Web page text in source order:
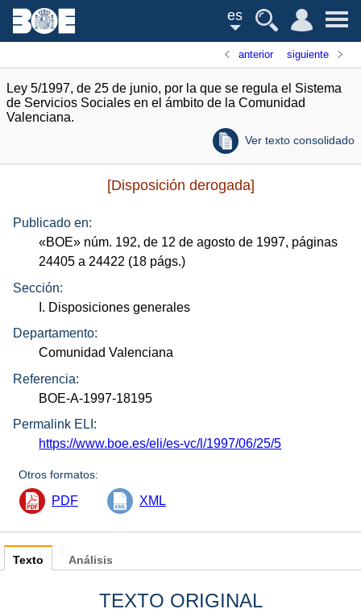
es
anterior siguiente
Ley 5/1997, de 25 de junio, por la que se regula el Sistema
de Servicios Sociales en el ámbito de la Comunidad
Valenciana.
Ver texto consolidado
[Disposición derogada]
Publicado en:
«BOE» núm. 192, de 12 de agosto de 1997, páginas
24405 a 24422 (18 págs.)
Sección:
I. Disposiciones generales
Departamento:
Comunidad Valenciana
Referencia:
BOE-A-1997-18195
Permalink ELI:
https://www.boe.es/eli/es-vc/l/1997/06/25/5
Otros formatos:
PDF XML
Texto
TEXTO ORIGINAL
Análisis